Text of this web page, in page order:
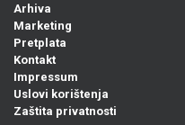
Arhiva
Marketing
Pretplata
Kontakt
Impressum
Uslovi korištenja
Zaštita privatnosti